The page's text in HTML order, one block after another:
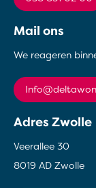
Mail ons
We reageren
Adres Zwolle
Veerallee 30
8019 AD Zwolle